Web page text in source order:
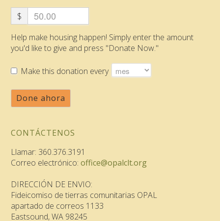
$
Help make housing happen! Simply enter the amount
you'd like to give and press "Donate Now."
Make this donation every
Done ahora
CONTÁCTENOS
Llamar: 360.376.3191
Correo electrónico:office@opalclt.org
DIRECCIÓN DE ENVIO:
Fideicomiso de tierras comunitarias OPAL
apartado de correos 1133
Eastsound, WA 98245